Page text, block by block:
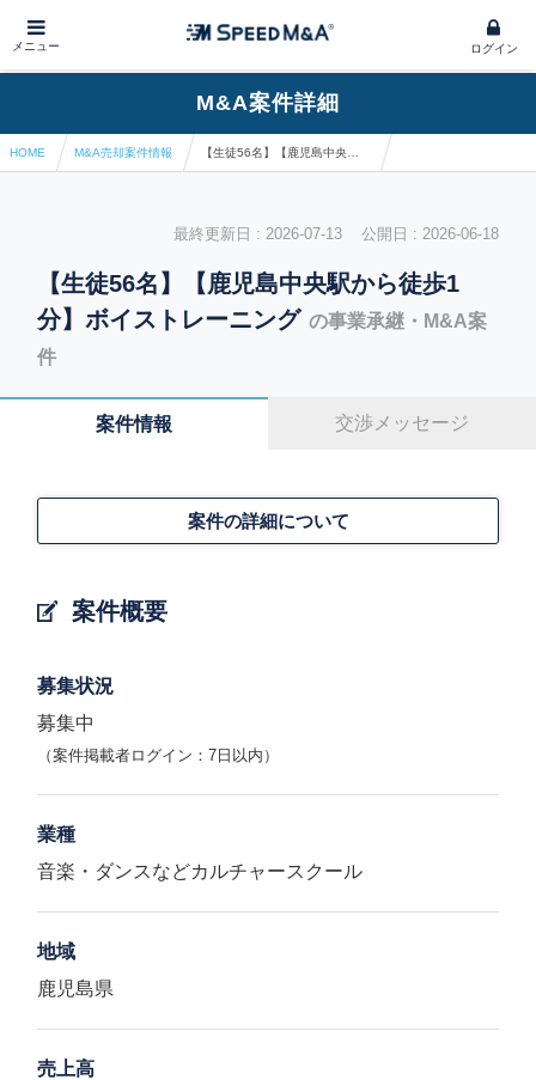
メニュー ログイン
M&A案件詳細
HOME M&A売却案件情報
最終更新日 : 2026-07-13 公開日 : 2026-06-18
【生徒56名】【鹿児島中央駅から徒歩1
分】ボイストレーニング の事業承継・M&A案
件
案件情報 交渉メッセージ
案件概要
案件の詳細について
募集状況
募集中
（案件掲載者ログイン：7日以内）
業種
音楽・ダンスなどカルチャースクール
地域
鹿児島県
売上高